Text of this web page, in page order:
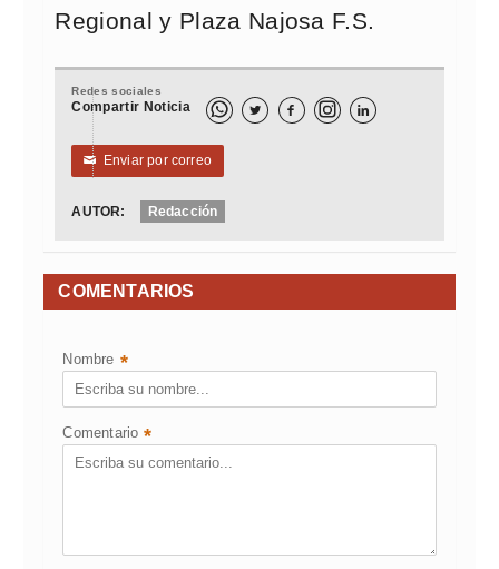
Regional y Plaza Najosa F.S.
Redes sociales
Compartir Noticia   
✉ Enviar por correo
AUTOR: Redacción
COMENTARIOS
Nombre *
Comentario *